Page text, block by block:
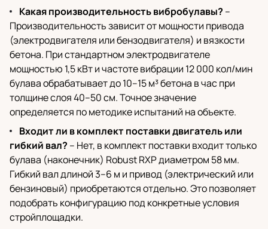
Какая производительность вибробулавы? –
Производительность зависит от мощности привода
(электродвигателя или бензодвигателя) и вязкости
бетона. При стандартном электродвигателе
мощностью 1,5 кВт и частоте вибрации 12 000 кол/мин
булава обрабатывает до 10–15 м³ бетона в час при
толщине слоя 40–50 см. Точное значение
определяется по методике испытаний на объекте.
Входит ли в комплект поставки двигатель или
гибкий вал? – Нет, в комплект поставки входит только
булава (наконечник) Robust RXP диаметром 58 мм.
Гибкий вал длиной 3–6 м и привод (электрический или
бензиновый) приобретаются отдельно. Это позволяет
подобрать конфигурацию под конкретные условия
стройплощадки.